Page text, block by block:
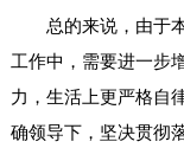
总的来说，由于
工作中，需要进一步
力，生活上更严格自
确领导下，坚决贯彻